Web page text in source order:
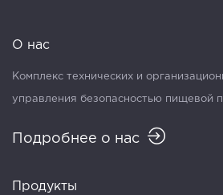
О нас
Комплекс технических и
управления безопасностью пищевой
Подробнее о нас
Продукты